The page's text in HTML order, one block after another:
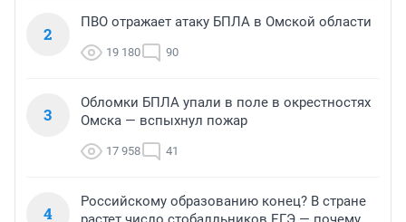
2
ПВО отражает атаку БПЛА в Омской области
19 180 90
3
Обломки БПЛА упали в поле в окрестностях
Омска — вспыхнул пожар
17 958 41
4
Российскому образованию конец? В стране